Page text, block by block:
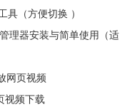
（方便切换 ）
理器安装与简单使用（适
网页视频
视频下载